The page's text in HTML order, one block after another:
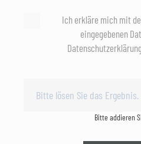
Ich erkläre mich mit
eingegebenen
Bitte addieren